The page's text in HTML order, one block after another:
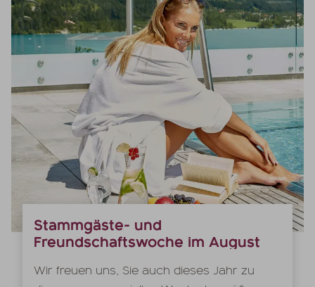
Stammgäste- und
Freundschaftswoche im August
Wir freuen uns, Sie auch dieses Jahr zu